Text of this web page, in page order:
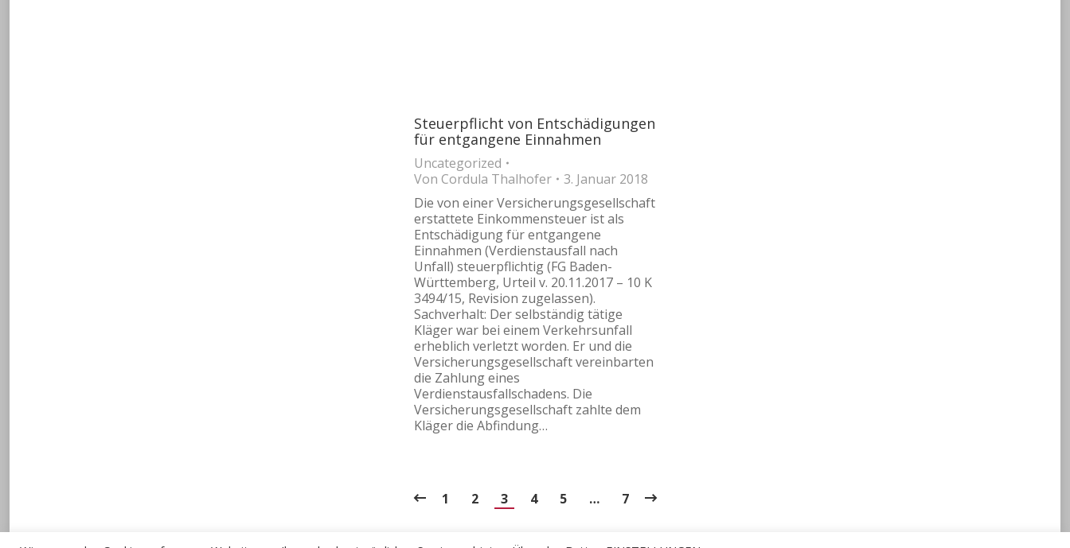
Steuerpflicht von Entschädigungen
für entgangene Einnahmen
Uncategorized
Von Cordula Thalhofer
3. Januar 2018
Die von einer Versicherungsgesellschaft
erstattete Einkommensteuer ist als
Entschädigung für entgangene
Einnahmen (Verdienstausfall nach
Unfall) steuerpflichtig (FG Baden-
Württemberg, Urteil v. 20.11.2017 – 10 K
3494/15, Revision zugelassen).
Sachverhalt: Der selbständig tätige
Kläger war bei einem Verkehrsunfall
erheblich verletzt worden. Er und die
Versicherungsgesellschaft vereinbarten
die Zahlung eines
Verdienstausfallschadens. Die
Versicherungsgesellschaft zahlte dem
Kläger die Abfindung…
1 2 3 4 5 … 7